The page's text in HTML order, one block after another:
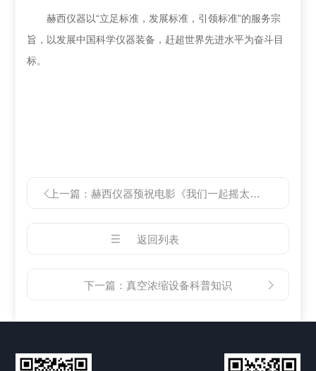
赫西仪器以“立足标准，发展标准，引领标准”的服务宗
旨，以发展中国科学仪器装备，赶超世界先进水平为奋斗目
标。
上一篇：赫西仪器预祝电影《我们一起摇太阳》开机大吉
返回列表
下一篇： 真空浓缩设备科普知识